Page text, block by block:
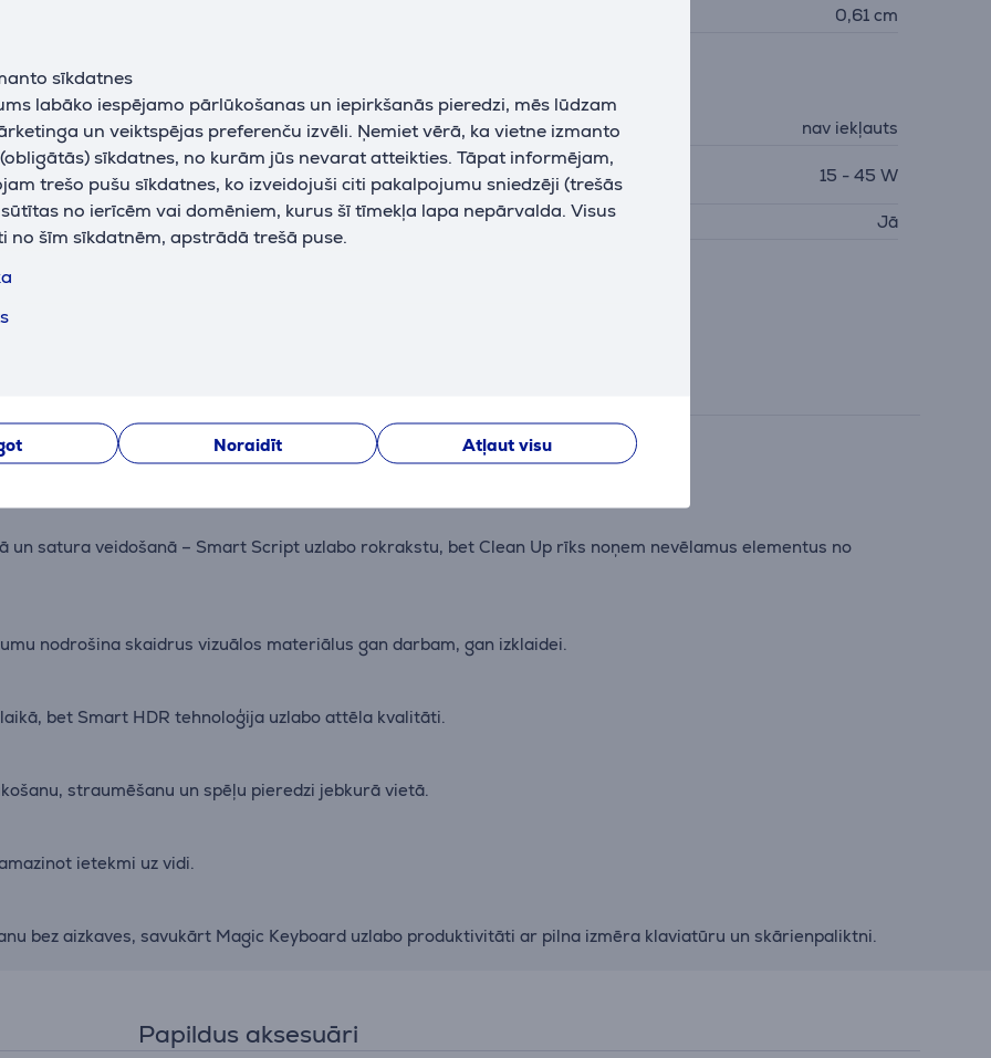
sīkdatnes
labāko iespējamo pārlūkošanas un iepirkšanās pieredzi, mēs lūdzam
un veiktspējas preferenču izvēli. Ņemiet vērā, ka vietne izmanto
sīkdatnes, no kurām jūs nevarat atteikties. Tāpat informējam,
trešo pušu sīkdatnes, ko izveidojuši citi pakalpojumu sniedzēji (trešās
sūtītas no ierīcēm vai domēniem, kurus šī tīmekļa lapa nepārvalda. Visus
no šīm sīkdatnēm, apstrādā trešā puse.
Noraidīt Atļaut visu
0,61 cm
Lādētājs
Lādētājs
nav iekļauts
Nepieciešamā lādētāja
jauda
15 - 45 W
USB PD Jā
iespējas, padarot darbu, radošumu un spēļu pieredzi vienmērīgāku.
satura veidošanā – Smart Script uzlabo rokrakstu, bet Clean Up rīks noņem nevēlamus elementus no
nodrošina skaidrus vizuālos materiālus gan darbam, gan izklaidei.
bet Smart HDR tehnoloģija uzlabo attēla kvalitāti.
straumēšanu un spēļu pieredzi jebkurā vietā.
ietekmi uz vidi.
bez aizkaves, savukārt Magic Keyboard uzlabo produktivitāti ar pilna izmēra klaviatūru un skārienpaliktni.
Papildus aksesuāri